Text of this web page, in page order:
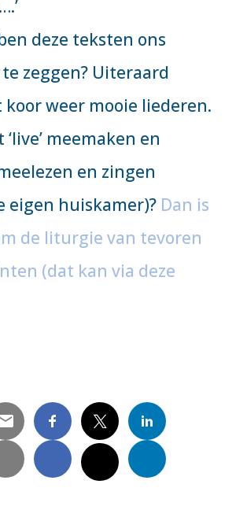
deze teksten ons
zeggen? Uiteraard
weer mooie liederen.
meemaken en
en zingen
eigen huiskamer)? Dan is
de liturgie van tevoren
(dat kan via deze